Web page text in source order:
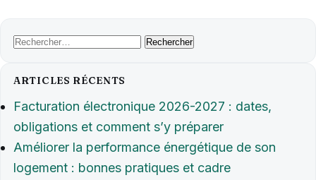
Rechercher :
ARTICLES RÉCENTS
Facturation électronique 2026-2027 : dates,
obligations et comment s’y préparer
Améliorer la performance énergétique de son
logement : bonnes pratiques et cadre